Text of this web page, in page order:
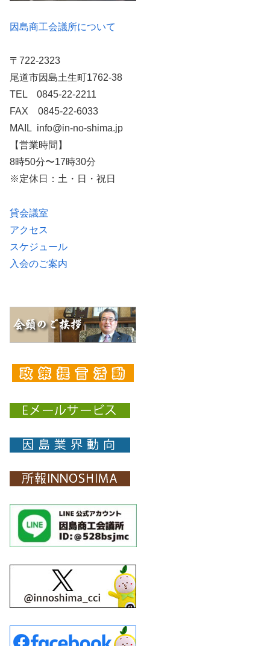
因島商工会議所について
〒722-2323
尾道市因島土生町1762-38
TEL 0845-22-2211
FAX 0845-22-6033
MAIL info@in-no-shima.jp
【営業時間】
8時50分〜17時30分
※定休日：土・日・祝日
貸会議室
アクセス
スケジュール
入会のご案内